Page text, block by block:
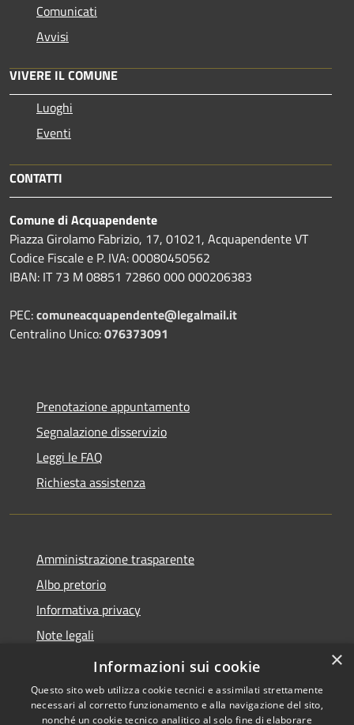
Comunicati
Avvisi
VIVERE IL COMUNE
Luoghi
Eventi
CONTATTI
Comune di Acquapendente
Piazza Girolamo Fabrizio, 17, 01021, Acquapendente VT
Codice Fiscale e P. IVA: 00080450562
IBAN: IT 73 M 08851 72860 000 000206383
PEC:comuneacquapendente@legalmail.it
Centralino Unico:076373091
Prenotazione appuntamento
Segnalazione disservizio
Leggi le FAQ
Richiesta assistenza
Amministrazione trasparente
Albo pretorio
Informativa privacy
Note legali
Dichiarazione di accessibilità
×
Informazioni sui cookie
Questo sito web utilizza cookie tecnici e assimilati strettamente
necessari al corretto funzionamento e alla navigazione del sito,
nonché un cookie tecnico analitico al solo fine di elaborare